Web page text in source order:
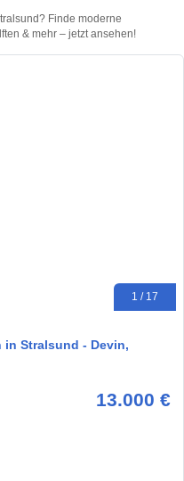
Finde moderne
& mehr – jetzt ansehen!
1 / 17
in Stralsund - Devin,
13.000 €